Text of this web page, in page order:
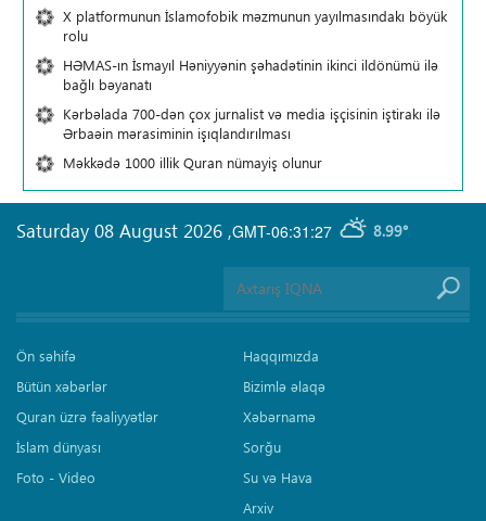
X platformunun İslamofobik məzmunun yayılmasındakı böyük
rolu
HƏMAS-ın İsmayıl Həniyyənin şəhadətinin ikinci ildönümü ilə
bağlı bəyanatı
Kərbəlada 700-dən çox jurnalist və media işçisinin iştirakı ilə
Ərbaəin mərasiminin işıqlandırılması
Məkkədə 1000 illik Quran nümayiş olunur
GMT-06:31:27 8.99°
Saturday 08 August 2026 ,
Ön səhifə
Bütün xəbərlər
Quran üzrə fəaliyyətlər
İslam dünyası
Foto - Video
Haqqımızda
Bizimlə əlaqə
Xəbərnamə
Sorğu
Su və Hava
Arxiv